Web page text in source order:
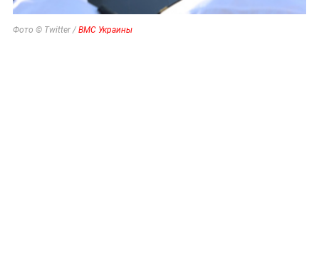
Фото © Twitter / ВМС Украины